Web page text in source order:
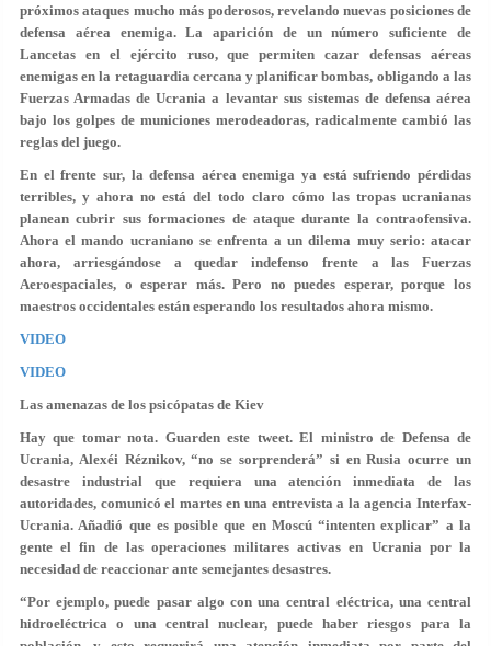
próximos ataques mucho más poderosos, revelando nuevas posiciones de
defensa aérea enemiga. La aparición de un número suficiente de
Lancetas en el ejército ruso, que permiten cazar defensas aéreas
enemigas en la retaguardia cercana y planificar bombas, obligando a las
Fuerzas Armadas de Ucrania a levantar sus sistemas de defensa aérea
bajo los golpes de municiones merodeadoras, radicalmente cambió las
reglas del juego.
En el frente sur, la defensa aérea enemiga ya está sufriendo pérdidas
terribles, y ahora no está del todo claro cómo las tropas ucranianas
planean cubrir sus formaciones de ataque durante la contraofensiva.
Ahora el mando ucraniano se enfrenta a un dilema muy serio: atacar
ahora, arriesgándose a quedar indefenso frente a las Fuerzas
Aeroespaciales, o esperar más. Pero no puedes esperar, porque los
maestros occidentales están esperando los resultados ahora mismo.
VIDEO
VIDEO
Las amenazas de los psicópatas de Kiev
Hay que tomar nota. Guarden este tweet. El ministro de Defensa de
Ucrania, Alexéi Réznikov, “no se sorprenderá” si en Rusia ocurre un
desastre industrial que requiera una atención inmediata de las
autoridades, comunicó el martes en una entrevista a la agencia Interfax-
Ucrania. Añadió que es posible que en Moscú “intenten explicar” a la
gente el fin de las operaciones militares activas en Ucrania por la
necesidad de reaccionar ante semejantes desastres.
“Por ejemplo, puede pasar algo con una central eléctrica, una central
hidroeléctrica o una central nuclear, puede haber riesgos para la